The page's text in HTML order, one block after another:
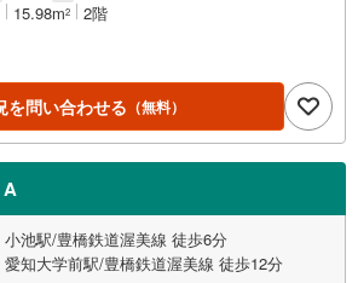
15.98m2 2階
を問い合わせる （無料）
小池駅/豊橋鉄道渥美線 徒歩6分
愛知大学前駅/豊橋鉄道渥美線 徒歩12分